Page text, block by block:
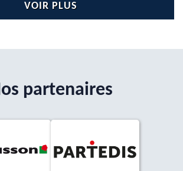
VOIR PLUS
partenaires